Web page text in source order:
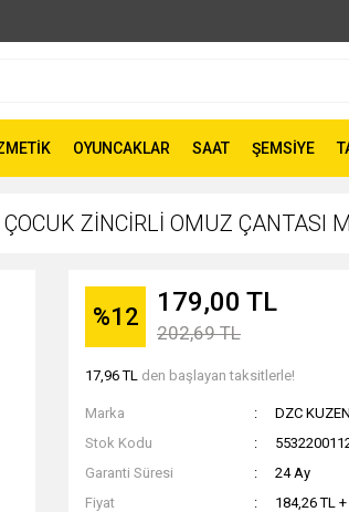
OYUNCAKLAR SAAT ŞEMSİYE
ZİNCİRLİ OMUZ ÇANTASI
%12 179,00 TL
202,69 TL
17,96 TL den başlayan taksitlerle!
Marka
DZC
Stok Kodu
Garanti Süresi
24 Ay
Fiyat
184,26 TL